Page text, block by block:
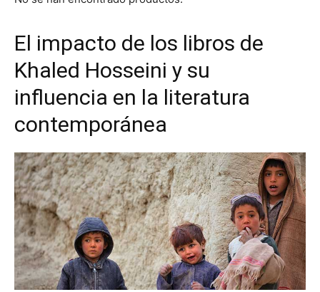
El impacto de los libros de
Khaled Hosseini y su
influencia en la literatura
contemporánea